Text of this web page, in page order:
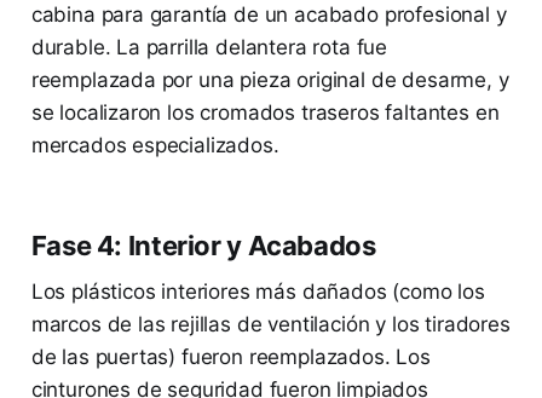
cabina para garantía de un acabado profesional y
durable. La parrilla delantera rota fue
reemplazada por una pieza original de desarme, y
se localizaron los cromados traseros faltantes en
mercados especializados.
Fase 4: Interior y Acabados
Los plásticos interiores más dañados (como los
marcos de las rejillas de ventilación y los tiradores
de las puertas) fueron reemplazados. Los
cinturones de seguridad fueron limpiados